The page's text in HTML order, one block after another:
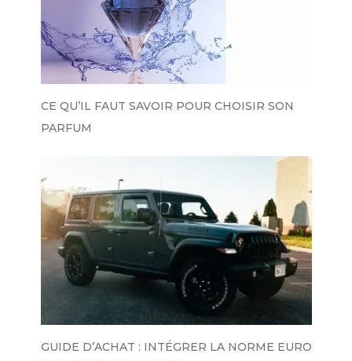
CE QU’IL FAUT SAVOIR POUR CHOISIR SON
PARFUM
GUIDE D’ACHAT : INTÉGRER LA NORME EURO